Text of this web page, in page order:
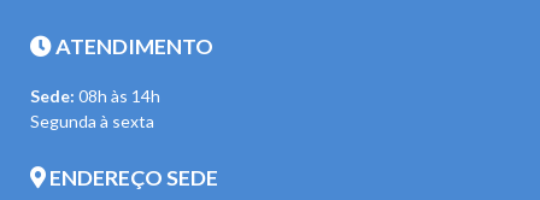
ATENDIMENTO
Sede: 08h às 14h
Segunda à sexta
ENDEREÇO SEDE